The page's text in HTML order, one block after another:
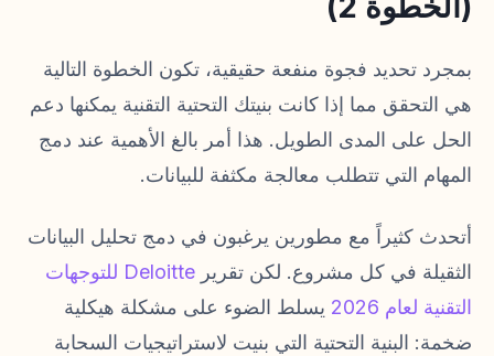
بمجرد تحديد فجوة منفعة حقيقية، تكون الخطوة التالية
هي التحقق مما إذا كانت بنيتك التحتية التقنية يمكنها دعم
الحل على المدى الطويل. هذا أمر بالغ الأهمية عند دمج
المهام التي تتطلب معالجة مكثفة للبيانات.
أتحدث كثيراً مع مطورين يرغبون في دمج تحليل البيانات
الثقيلة في كل مشروع. لكن تقرير
Deloitte للتوجهات
التقنية لعام 2026
يسلط الضوء على مشكلة هيكلية
ضخمة: البنية التحتية التي بنيت لاستراتيجيات السحابة